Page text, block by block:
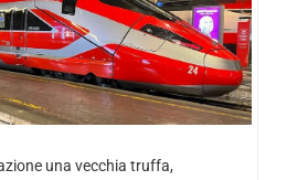
una vecchia truffa,